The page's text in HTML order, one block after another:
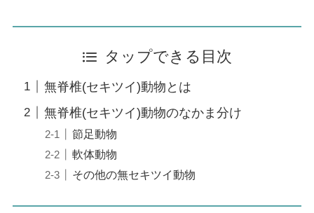
タップできる目次
無脊椎(セキツイ)動物とは
無脊椎(セキツイ)動物のなかま分け
節足動物
軟体動物
その他の無セキツイ動物